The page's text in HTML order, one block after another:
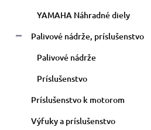
YAMAHA Náhradné diely
Palivové nádrže, príslušenstvo
Palivové nádrže
Príslušenstvo
Príslušenstvo k motorom
Výfuky a príslušenstvo